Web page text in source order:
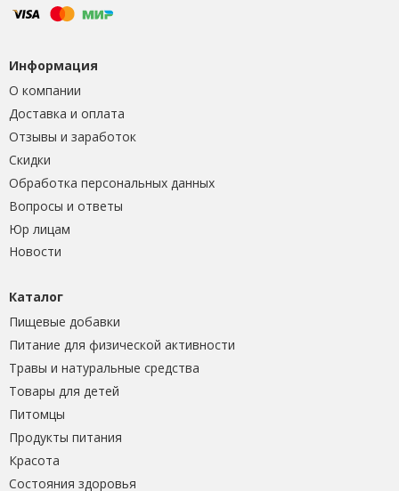
Информация
О компании
Доставка и оплата
Отзывы и заработок
Скидки
Обработка персональных данных
Вопросы и ответы
Юр лицам
Новости
Каталог
Пищевые добавки
Питание для физической активности
Травы и натуральные средства
Товары для детей
Питомцы
Продукты питания
Красота
Состояния здоровья